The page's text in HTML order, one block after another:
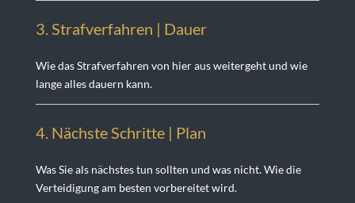
3. Strafverfahren | Dauer
Wie das Strafverfahren von hier aus weitergeht und wie
lange alles dauern kann.
4. Nächste Schritte | Plan
Was Sie als nächstes tun sollten und was nicht. Wie die
Verteidigung am besten vorbereitet wird.